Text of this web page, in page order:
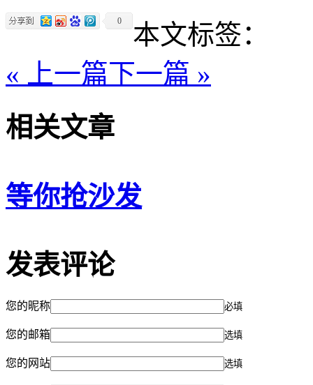
0
本文标签：
« 上一篇下一篇 »
相关文章
等你抢沙发
发表评论
您的昵称 必填
您的邮箱 选填
您的网站 选填